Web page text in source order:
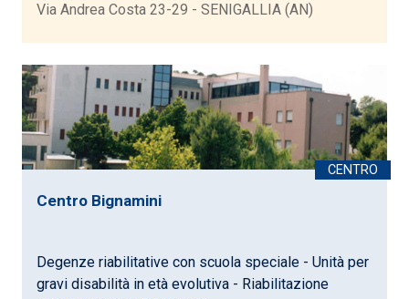
Via Andrea Costa 23-29 - SENIGALLIA (AN)
Centro Bignamini
Degenze riabilitative con scuola speciale - Unità per
gravi disabilità in età evolutiva - Riabilitazione